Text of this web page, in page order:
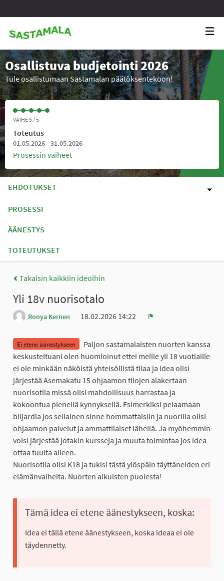
Osallistuva budjetointi 2026
Tule osallistumaan Sastamalan päätöksentekoon!
VAIHE 5 / 5
Toteutus
01.05.2026 - 31.05.2026
Prosessin vaiheet
EHDOTUKSET
PROSESSI
ÄÄNESTYS
TOTEUTUKSET
Takaisin kaikkiin ideoihin
Yli 18v nuorisotalo
Ronya Kernen
18.02.2026 14:22
Ei etene äänestykseen
Paljon sastamalaisten nuorten kanssa
keskusteltuani olen huomioinut ettei meille yli 18 vuotiaille
ei ole minkään näköistä yhteisöllistä tilaa ja idea olisi
järjestää Asemakatu 15 ohjaamon tilojen alakertaan
nuorisotila missä olisi mahdollisuus harrastaa ja
kokoontua pienellä kynnyksellä. Esimerkiksi pelaamaan
biljardia jos sellainen sinne hommattaisiin ja nuorilla olisi
ohjaamon palvelut ja ammattilaiset lähellä. Ja myöhemmin
voisi järjestää jotakin kursseja ja muuta toimintaa jos idea
ottaa tuulta alleen.
Nuorisotila olisi K18 ja tukisi tästä ylöspäin täyttäneiden eri
elämänvaiheita. Nuorten aikuisten puolesta!
Tämä idea ei etene äänestykseen, koska:
Idea ei tällä etene äänestykseen, koska ideaa ei ole
täydennetty.